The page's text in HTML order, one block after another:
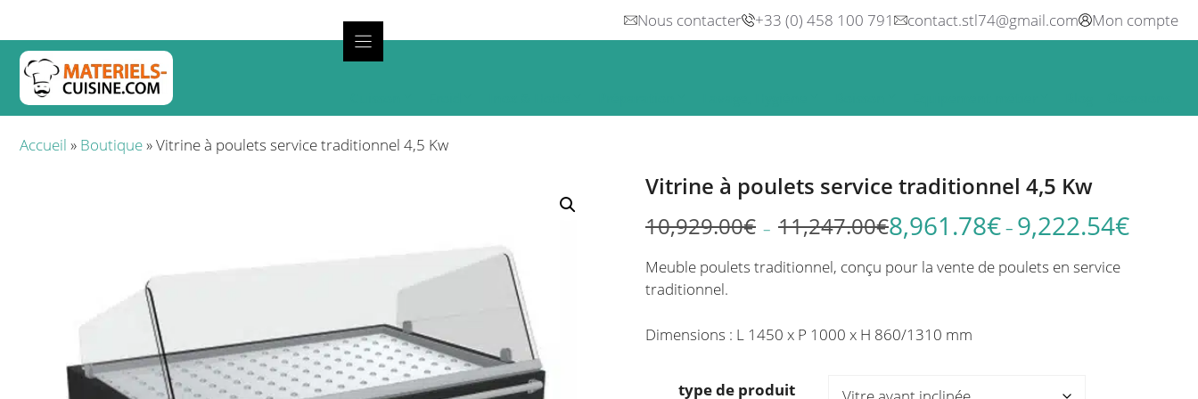
contenu
Nous contacter +33 (0) 458 100 791 contact.stl74@gmail.com Mon compte
Accueil » Boutique»Vitrine à poulets service traditionnel 4,5 Kw
Vitrine à poulets service traditionnel 4,5 Kw
10,929.00€ – 11,247.00€Plage
prix :
11,247.00€
8,961.78€ – 9,222.54€
Plage
de
prix :
à
Meuble poulets traditionnel, conçu pour la vente de poulets en service
traditionnel.
Dimensions : L 1450 x P 1000 x H 860/1310 mm
type de produit